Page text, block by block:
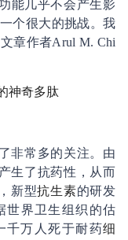
能几乎不会产生影
个很大的挑战。我
章作者Arul M. Chi
神奇多肽
非常多的关注。由
生了抗药性，从而
新型抗生素的研发
世界卫生组织的估
千万人死于耐药细